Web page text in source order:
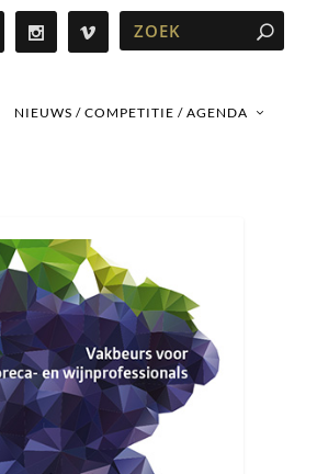
NIEUWS / COMPETITIE / AGENDA